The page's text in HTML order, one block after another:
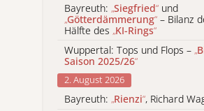
Bayreuth: „Siegfried“ und
„Götterdämmerung“ – Bilanz
Hälfte des „KI-Rings“
Wuppertal: Tops und Flops – „
Saison 2025/26“
2. August 2026
Bayreuth: „Rienzi“, Richard